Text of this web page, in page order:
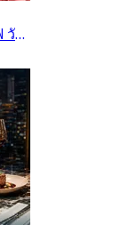
พร้อมแพ็กเกจอาหาร 3 ราคาสุดเอ็กซ์คลูซีฟ วันนี้ - 31 ส.ค.